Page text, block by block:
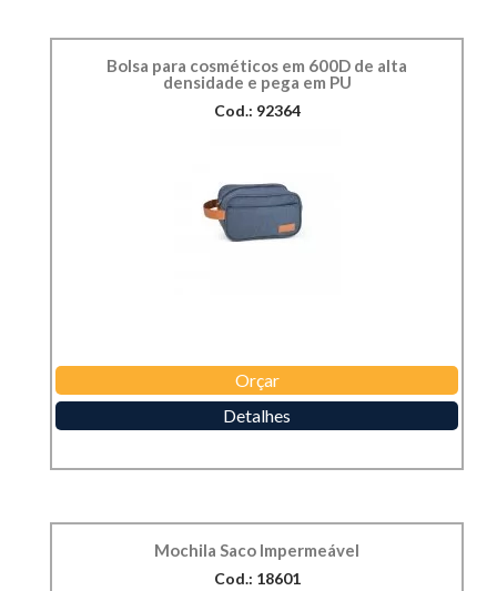
Bolsa para cosméticos em 600D de alta
densidade e pega em PU
Cod.: 92364
Orçar
Detalhes
Mochila Saco Impermeável
Cod.: 18601